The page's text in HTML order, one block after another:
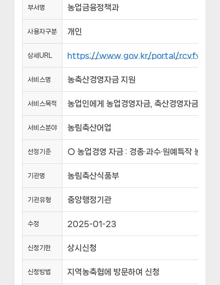
부서명 농업금융정책과
사용자구분 개인
상세URL https://www.gov.kr/portal/
서비스명 농축산경영자금 지원
서비스목적 농업인에게 농업경영자금, 축산경영자금, 재
서비스분야 농림축산어업
선정기준 ○ 농업경영 자금 : 경종·과수·원예특작 농업
기관명 농림축산식품부
기관유형 중앙행정기관
수정 2025-01-23
신청기한 상시신청
신청방법 지역농축협에 방문하여 신청